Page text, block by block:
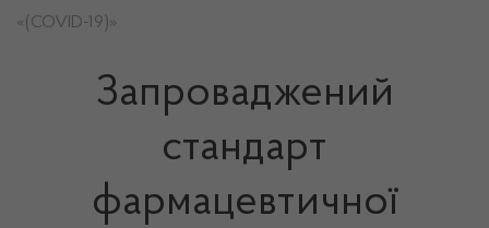
«(COVID-19)»
Запроваджений
стандарт
фармацевтичної